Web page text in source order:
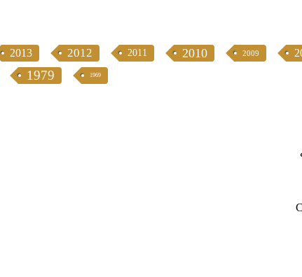
2013 2012 2011 2010 2009
1979 1969